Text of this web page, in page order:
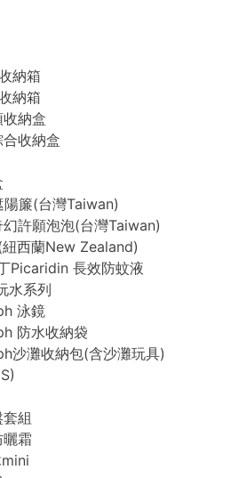
納箱
納箱
納盒
收納盒
簾(台灣Taiwan)
許願泡泡(台灣Taiwan)
西蘭New Zealand)
Picaridin 長效防蚊液
水系列
泳鏡
防水收納袋
沙灘收納包(含沙灘玩具)
組
霜